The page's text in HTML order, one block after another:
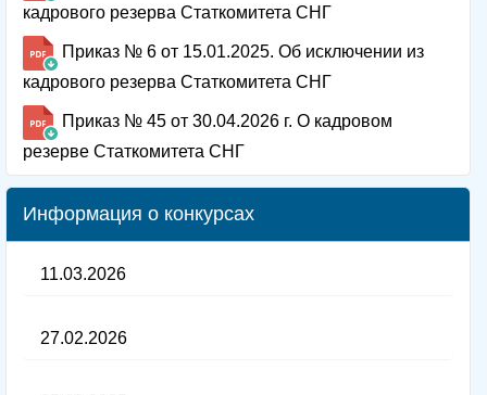
кадрового резерва Статкомитета СНГ
Приказ № 6 от 15.01.2025. Об исключении из
кадрового резерва Статкомитета СНГ
Приказ № 45 от 30.04.2026 г. О кадровом
резерве Статкомитета СНГ
Информация о конкурсах
11.03.2026
27.02.2026